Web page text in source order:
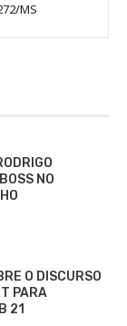
MS
NO
O DISCURSO
PARA
21